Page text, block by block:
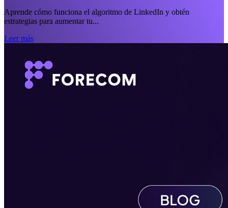
Aprende cómo funciona el algoritmo de LinkedIn y obtén
estrategias para aumentar tu...
Leer más